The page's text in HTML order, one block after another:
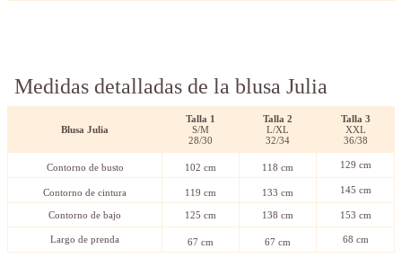
Medidas detalladas de la blusa Julia
Blusa Julia
Talla 1
S/M
28/30
Talla 2
L/XL
32/34
Talla 3
XXL
36/38
Contorno de busto 102 cm 118 cm 129 cm
Contorno de cintura 119 cm 133 cm 145 cm
Contorno de bajo 125 cm 138 cm 153 cm
Largo de prenda 67 cm 67 cm 68 cm